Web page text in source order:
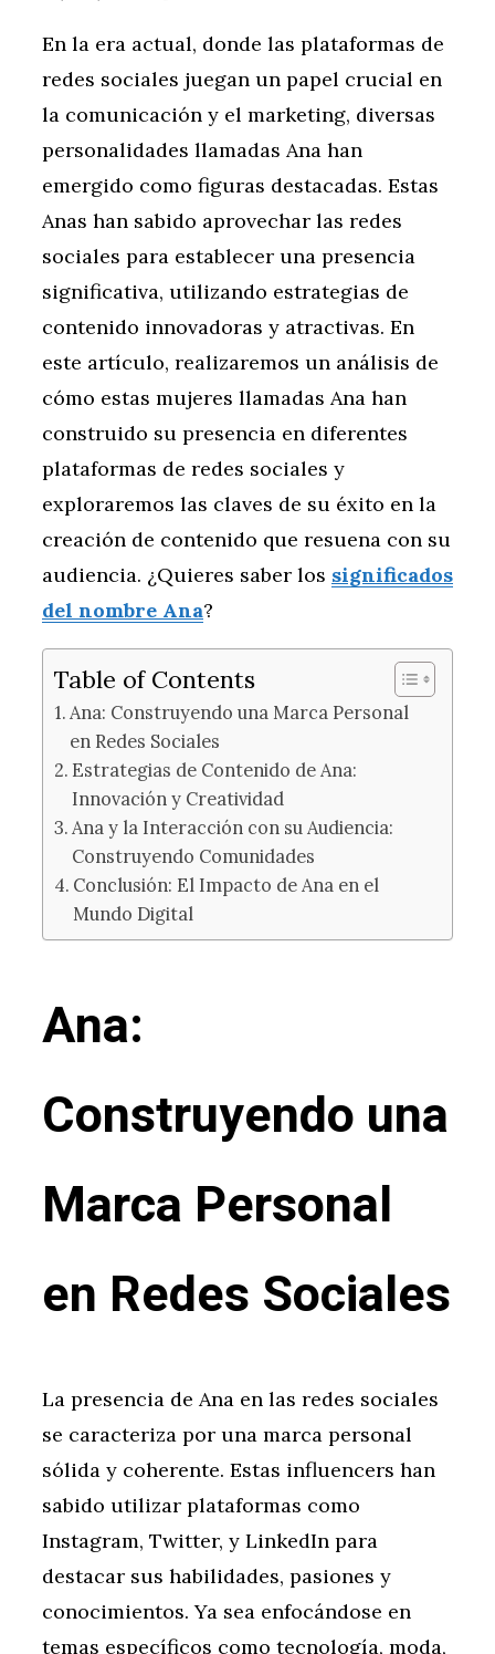
En la era actual, donde las plataformas de
redes sociales juegan un papel crucial en
la comunicación y el marketing, diversas
personalidades llamadas Ana han
emergido como figuras destacadas. Estas
Anas han sabido aprovechar las redes
sociales para establecer una presencia
significativa, utilizando estrategias de
contenido innovadoras y atractivas. En
este artículo, realizaremos un análisis de
cómo estas mujeres llamadas Ana han
construido su presencia en diferentes
plataformas de redes sociales y
exploraremos las claves de su éxito en la
creación de contenido que resuena con su
audiencia. ¿Quieres saber los significados
del nombre Ana?
Table of Contents
Ana: Construyendo una Marca Personal
en Redes Sociales
Estrategias de Contenido de Ana:
Innovación y Creatividad
Ana y la Interacción con su Audiencia:
Construyendo Comunidades
Conclusión: El Impacto de Ana en el
Mundo Digital
Ana:
Construyendo una
Marca Personal
en Redes Sociales
La presencia de Ana en las redes sociales
se caracteriza por una marca personal
sólida y coherente. Estas influencers han
sabido utilizar plataformas como
Instagram, Twitter, y LinkedIn para
destacar sus habilidades, pasiones y
conocimientos. Ya sea enfocándose en
temas específicos como tecnología, moda,